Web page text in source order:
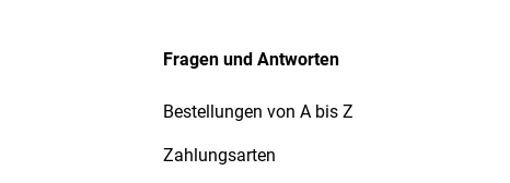
Fragen und Antworten
Bestellungen von A bis Z
Zahlungsarten